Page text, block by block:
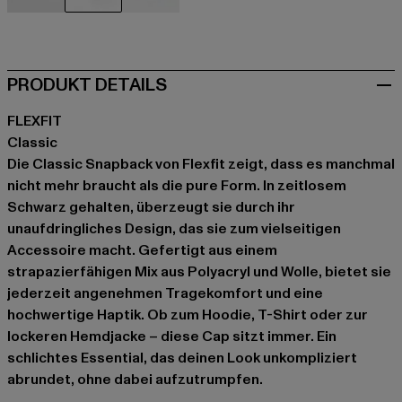
PRODUKT DETAILS
FLEXFIT
Classic
Die Classic Snapback von Flexfit zeigt, dass es manchmal
nicht mehr braucht als die pure Form. In zeitlosem
Schwarz gehalten, überzeugt sie durch ihr
unaufdringliches Design, das sie zum vielseitigen
Accessoire macht. Gefertigt aus einem
strapazierfähigen Mix aus Polyacryl und Wolle, bietet sie
jederzeit angenehmen Tragekomfort und eine
hochwertige Haptik. Ob zum Hoodie, T-Shirt oder zur
lockeren Hemdjacke – diese Cap sitzt immer. Ein
schlichtes Essential, das deinen Look unkompliziert
abrundet, ohne dabei aufzutrumpfen.